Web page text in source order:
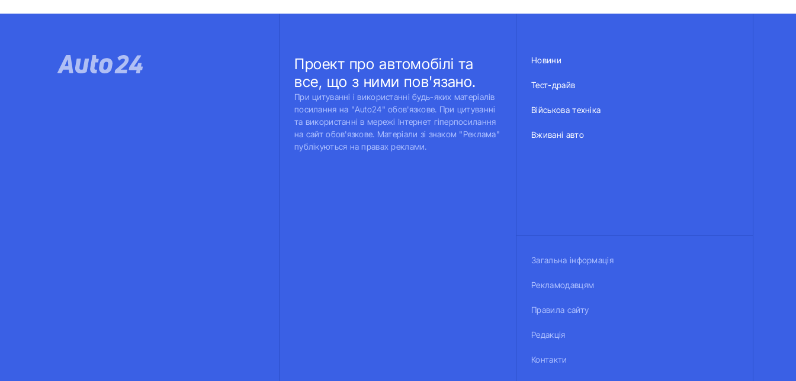
Проект про автомобілі та
все, що з ними пов'язано.
При цитуванні і використанні будь-яких матеріалів
посилання на "Auto24" обов'язкове. При цитуванні
та використанні в мережі Інтернет гіперпосилання
на сайт обов'язкове. Матеріали зі знаком "Реклама"
публікуються на правах реклами.
Новини
Тест-драйв
Військова техніка
Вживані авто
Загальна інформація
Рекламодавцям
Правила сайту
Редакція
Контакти